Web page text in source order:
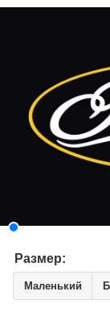
Размер:
Маленький